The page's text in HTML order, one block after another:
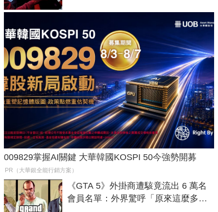
009829掌握AI關鍵 大華韓國KOSPI 50今強勢開募
PR（大華銀全能行銷方案）
《GTA 5》外掛商遭駭竟流出 6 萬名
會員名單：外界驚呼「原來這麼多人